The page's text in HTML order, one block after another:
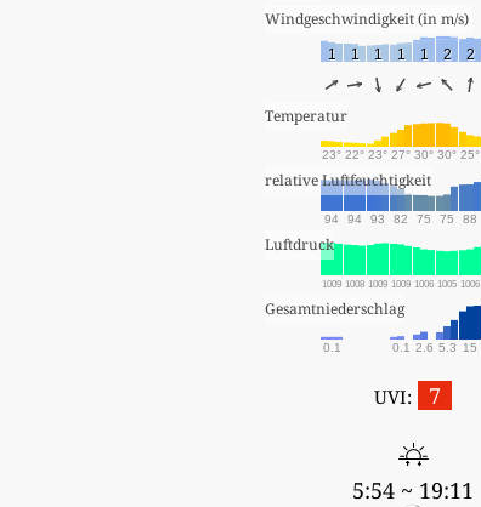
Windgeschwindigkeit (in m/s)
1 1 1 1 1 2 2
Temperatur
23° 22° 23° 27° 30° 30° 25°
relative Luftfeuchtigkeit
94 94 93 82 75 75 88
Luftdruck
1009 1008 1009 1009 1006 1005 1006
Gesamtniederschlag
0.1 0.1 2.6 5.3 15
UVI: 7
5:54 ~ 19:11